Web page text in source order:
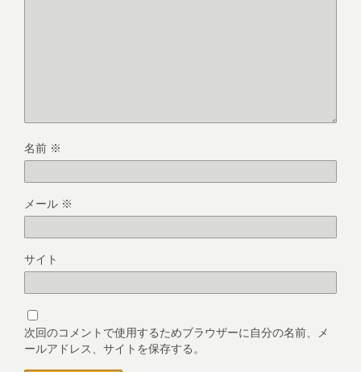
名前 ※
メール ※
サイト
次回のコメントで使用するためブラウザーに自分の名前、メ
ールアドレス、サイトを保存する。